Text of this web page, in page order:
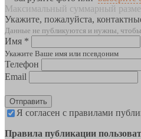
Максимальный суммарный
Укажите, пожалуйста,
Данные не публикуются и нужны,
Имя *
Укажите Ваше имя или псевдоним
Телефон
Email
Отправить
Я согласен с правилами
Правила публикации